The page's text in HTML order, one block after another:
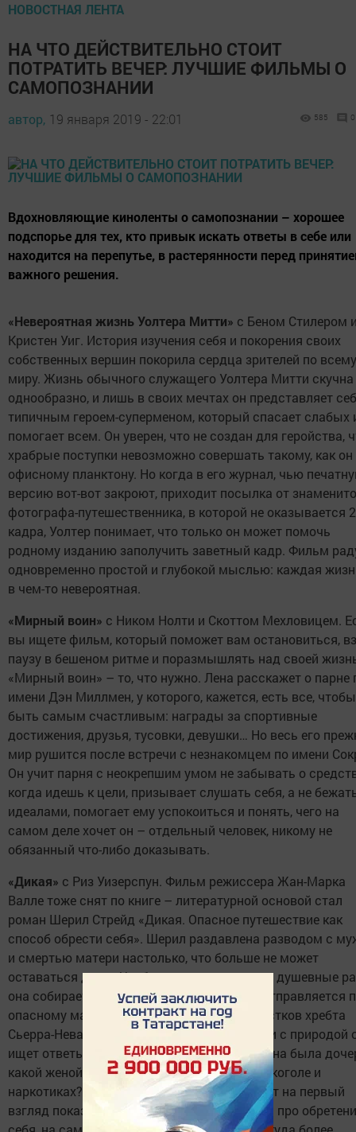
НОВОСТНАЯ ЛЕНТА
НА ЧТО ДЕЙСТВИТЕЛЬНО СТОИТ
ПОТРАТИТЬ ВЕЧЕР: ЛУЧШИЕ ФИЛЬМЫ О
САМОПОЗНАНИИ
автор, 19 января 2019 - 22:01 585 0
Вдохновляющие киноленты о самопознании – хорошее
подспорье для тех, кто привык искать ответы в себе или
находится на перепутье, в растерянности перед
важного решения.
«Невероятная жизнь Уолтера Mитти» с Беном Стилером
Кристен Уиг. История изучения себя и покорения своих
собственных вершин покорила сердца зрителей по всему
миру. Жизнь обычного служащего Уолтера Митти скучна
однообразно, и лишь в своих мечтах он представляет
типичным героем-суперменом, который спасает слабых
помогает всем. Он уверен, что не создан для геройства,
храбрые поступки невозможно совершать такому, как
офисному планктону. Но когда в его журнал, чью
версию вот-вот закроют, приходит посылка от
фотографа-путешественника, в которой не оказывается
кадра, Уолтер понимает, что только он может помочь
родному изданию заполучить заветный кадр. Фильм
одновременно простой и глубокой мыслью: каждая
в чем-то невероятная.
«Мирный воин» с Ником Нолти и Скоттом Мехловицем.
вы ищете фильм, который поможет вам остановиться,
паузу в бешеном ритме и поразмышлять над своей
«Мирный воин» – то, что нужно. Лена расскажет о парне
имени Дэн Миллмен, у которого, кажется, есть все, чтобы
быть самым счастливым: награды за спортивные
достижения, друзья, тусовки, девушки… Но весь его
мир рушится после встречи с незнакомцем по имени
Он учит парня с неокрепшим умом не забывать о
когда идешь к цели, призывает слушать себя, а не
идеалами, помогает ему успокоиться и понять, чего на
самом деле хочет он – отдельный человек, никому не
обязанный что-либо доказывать.
«Дикая» с Риз Уизерспун. Фильм режиссера Жан-Марка
Валле тоже снят по книге – литературной основой стал
роман Шерил Стрейд «Дикая. Опасное путешествие как
способ обрести себя». Шерил раздавлена разводом с
и смертью матери настолько, что больше не может
оставаться дома. Чтобы залатать тяжелые душевные
она собирает такой же тяжелый рюкзак и отправляется
опасному маршруту наиболее высоких участков хребта
Сьерра-Невада и Каскадных гор. В единении с природой
ищет ответы на вопросы прошлого: какой она была
какой женой? Почему искала утешения в алкоголе и
наркотиках? Фильм «Дикая», который может на первый
взгляд показаться схематичным роуд-муви про